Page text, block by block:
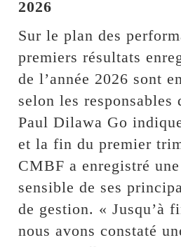
2026
Sur le plan des
premiers résultats
de l’année 2026 sont
selon les responsables
Paul Dilawa Go
et la fin du premier
CMBF a enregistré
sensible de ses
de gestion. « Jusqu’à
nous avons constaté